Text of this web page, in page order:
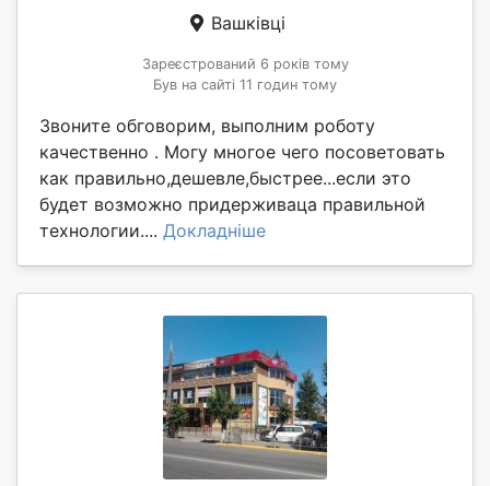
Вашківці
Зареєстрований 6 років тому
Був на сайті 11 годин тому
Звоните обговорим, выполним роботу
качественно . Могу многое чего посоветовать
как правильно,дешевле,быстрее...если это
будет возможно придерживаца правильной
технологии.... Докладніше